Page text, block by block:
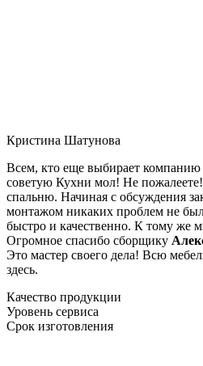
Кристина Шатунова
Всем, кто еще выбирает компанию
советую Кухни мол! Не
спальню. Начиная с обсуждения
монтажом никаких проблем не
быстро и качественно. К тому же
Огромное спасибо сборщику
Это мастер своего дела! Всю
здесь.
Качество продукции
Уровень сервиса
Срок изготовления